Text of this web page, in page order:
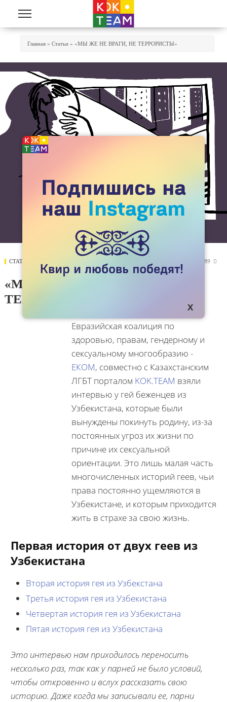
Перейти к основному содержанию
Главная » Статьи » «МЫ ЖЕ НЕ ВРАГИ, НЕ ТЕРРОРИСТЫ»
СТАТЬИ 7289 
«МЫ ЖЕ НЕ ВРАГИ, НЕ
ТЕРРОРИСТЫ»
Евразийская коалиция по
здоровью, правам, гендерному и
сексуальному многообразию -
ЕКОМ, совместно с Казахстанским
ЛГБТ порталом KOK.TEAM взяли
интервью у гей беженцев из
Узбекистана, которые были
вынуждены покинуть родину, из-за
постоянных угроз их жизни по
причине их сексуальной
ориентации. Это лишь малая часть
многочисленных историй геев, чьи
права постоянно ущемляются в
Узбекистане, и которым приходится
жить в страхе за свою жизнь.
Первая история от двух геев из
Узбекистана
Вторая история гея из Узбекстана
Третья история гея из Узбекистана
Четвертая история гея из Узбекистана
Пятая история гея из Узбекистана
Это интервью нам приходилось переносить
несколько раз, так как у парней не было условий,
чтобы откровенно и вслух рассказать свою
историю. Даже когда мы записывали ее, парни